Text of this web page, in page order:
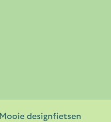
Mooie designfietsen